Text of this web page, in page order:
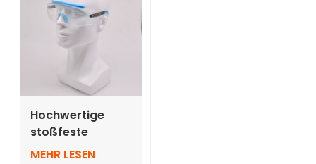
Hochwertige
stoßfeste
Schutzbrille zum
MEHR LESEN